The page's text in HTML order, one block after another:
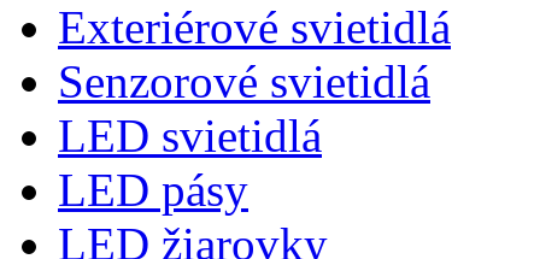
Exteriérové svietidlá
Senzorové svietidlá
LED svietidlá
LED pásy
LED žiarovky